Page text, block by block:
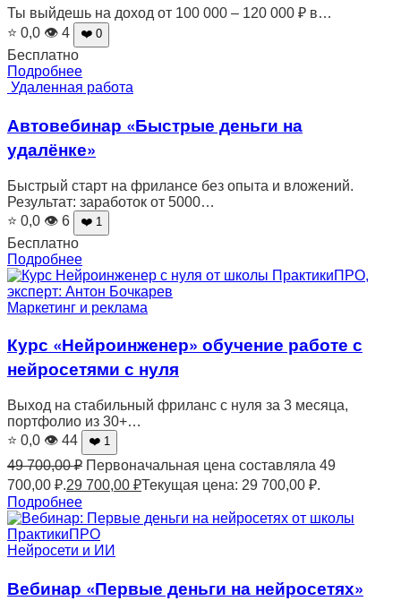
Ты выйдешь на доход от 100 000 – 120 000 ₽ в…
⭐ 0,0 👁 4 ❤️ 0
Бесплатно
Подробнее
Удаленная работа
Автовебинар «Быстрые деньги на
удалёнке»
Быстрый старт на фрилансе без опыта и вложений.
Результат: заработок от 5000…
⭐ 0,0 👁 6 ❤️ 1
Бесплатно
Подробнее
Маркетинг и реклама
Курс «Нейроинженер» обучение работе с
нейросетями с нуля
Выход на стабильный фриланс с нуля за 3 месяца,
портфолио из 30+…
⭐ 0,0 👁 44 ❤️ 1
49 700,00₽ Первоначальная цена составляла 49
700,00 ₽.29 700,00 ₽Текущая цена: 29 700,00 ₽.
Подробнее
Нейросети и ИИ
Вебинар «Первые деньги на нейросетях»